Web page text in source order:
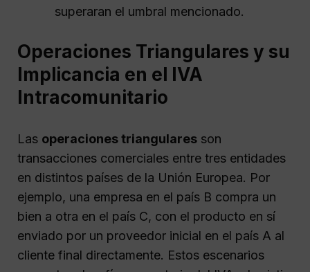
superaran el umbral mencionado.
Operaciones Triangulares y su
Implicancia en el IVA
Intracomunitario
Las operaciones triangulares son
transacciones comerciales entre tres entidades
en distintos países de la Unión Europea. Por
ejemplo, una empresa en el país B compra un
bien a otra en el país C, con el producto en sí
enviado por un proveedor inicial en el país A al
cliente final directamente. Estos escenarios